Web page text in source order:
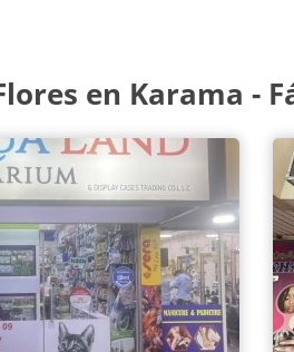
en Karama -